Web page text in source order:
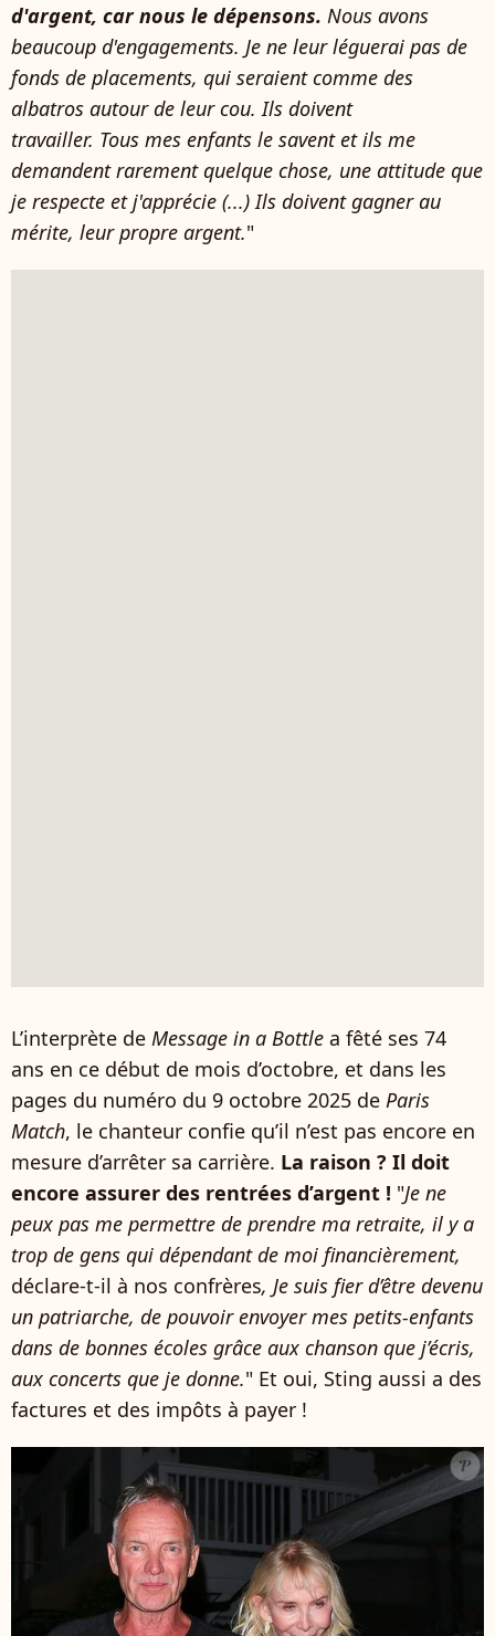
d'argent, car nous le dépensons. Nous avons
beaucoup d'engagements. Je ne leur léguerai pas de
fonds de placements, qui seraient comme des
albatros autour de leur cou. Ils doivent
travailler. Tous mes enfants le savent et ils me
demandent rarement quelque chose, une attitude que
je respecte et j'apprécie (...) Ils doivent gagner au
mérite, leur propre argent."
L’interprète de Message in a Bottle a fêté ses 74
ans en ce début de mois d’octobre, et dans les
pages du numéro du 9 octobre 2025 de Paris
Match, le chanteur confie qu’il n’est pas encore en
mesure d’arrêter sa carrière. La raison ? Il doit
encore assurer des rentrées d’argent ! "Je ne
peux pas me permettre de prendre ma retraite, il y a
trop de gens qui dépendant de moi financièrement,
déclare-t-il à nos confrères, Je suis fier d’être devenu
un patriarche, de pouvoir envoyer mes petits-enfants
dans de bonnes écoles grâce aux chanson que j’écris,
aux concerts que je donne." Et oui, Sting aussi a des
factures et des impôts à payer !